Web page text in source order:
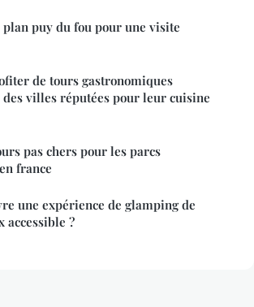
plan puy du fou pour une visite
de tours gastronomiques
villes réputées pour leur cuisine
pas chers pour les parcs
france
une expérience de glamping de
accessible ?